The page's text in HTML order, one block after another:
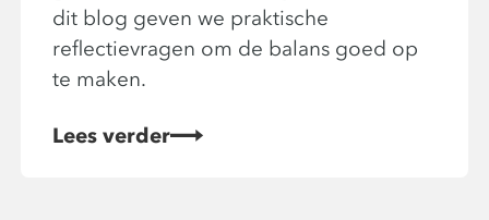
dit blog geven we praktische
reflectievragen om de balans goed op
te maken.
Lees verder